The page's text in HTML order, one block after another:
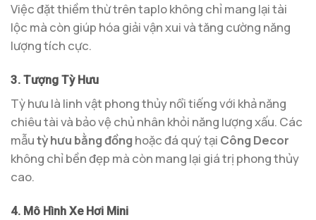
Việc đặt thiềm thừ trên taplo không chỉ mang lại tài
lộc mà còn giúp hóa giải vận xui và tăng cường năng
lượng tích cực.
3. Tượng Tỳ Hưu
Tỳ hưu là linh vật phong thủy nổi tiếng với khả năng
chiêu tài và bảo vệ chủ nhân khỏi năng lượng xấu. Các
mẫutỳ hưu bằng đồng hoặc đá quý tại Công Decor
không chỉ bền đẹp mà còn mang lại giá trị phong thủy
cao.
4. Mô Hình Xe Hơi Mini